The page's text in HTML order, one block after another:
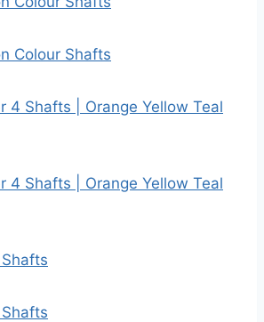
Colour Shafts
4 Shafts | Orange Yellow Teal
4 Shafts | Orange Yellow Teal